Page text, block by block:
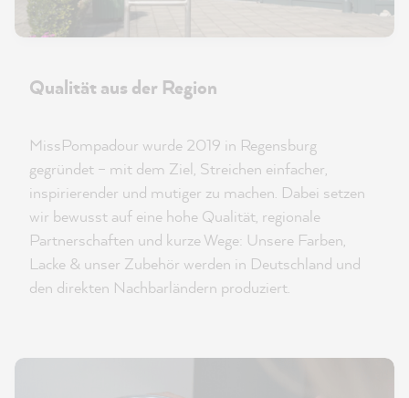
Qualität aus der Region
MissPompadour wurde 2019 in Regensburg
gegründet – mit dem Ziel, Streichen einfacher,
inspirierender und mutiger zu machen. Dabei setzen
wir bewusst auf eine hohe Qualität, regionale
Partnerschaften und kurze Wege: Unsere Farben,
Lacke & unser Zubehör werden in Deutschland und
den direkten Nachbarländern produziert.